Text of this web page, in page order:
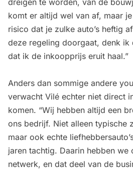
dreigen te worden, van de
komt er altijd wel van af, maar
risico dat je zulke auto’s heftig
deze regeling doorgaat, denk
dat ik de inkoopprijs eruit haal.”
Anders dan sommige andere
verwacht Vilé echter niet direct
komen. “Wij hebben altijd een
ons bedrijf. Niet alleen typische
maar ook echte
jaren tachtig. Daarin hebben we
netwerk, en dat deel van de